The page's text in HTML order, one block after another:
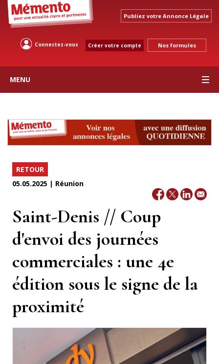
Publiez votre Annonce Légale
Connectez-vous Créer votre compte Nos formules
MENU
RETOUR
05.05.2025 | Réunion
Saint-Denis // Coup
d'envoi des journées
commerciales : une 4e
édition sous le signe de la
proximité